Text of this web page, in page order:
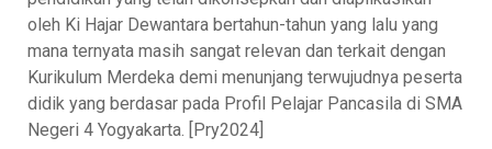
oleh Ki Hajar Dewantara bertahun-tahun yang lalu yang
mana ternyata masih sangat relevan dan terkait dengan
Kurikulum Merdeka demi menunjang terwujudnya peserta
didik yang berdasar pada Profil Pelajar Pancasila di SMA
Negeri 4 Yogyakarta. [Pry2024]